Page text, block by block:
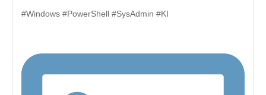
#Windows #PowerShell #SysAdmin #KI